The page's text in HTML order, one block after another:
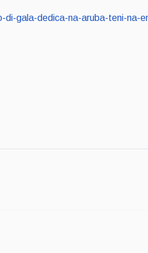
gala-dedica-na-aruba-teni-na-